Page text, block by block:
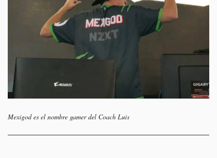
Mexigod es el nombre gamer del Coach Luis